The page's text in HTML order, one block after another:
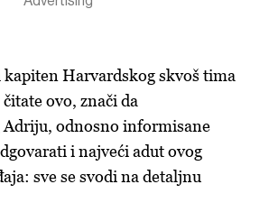
kapiten Harvardskog skvoš tima
ovo, znači da
odnosno informisane
i najveći adut ovog
sve se svodi na detaljnu